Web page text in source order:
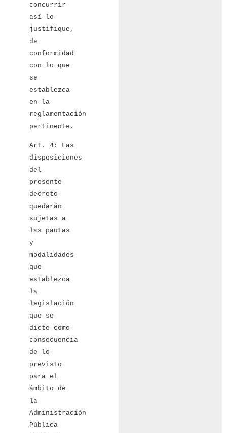
concurrir
así lo
justifique,
de
conformidad
con lo que
se
establezca
en la
reglamentación
pertinente.
Art. 4: Las
disposiciones
del
presente
decreto
quedarán
sujetas a
las pautas
y
modalidades
que
establezca
la
legislación
que se
dicte como
consecuencia
de lo
previsto
para el
ámbito de
la
Administración
Pública